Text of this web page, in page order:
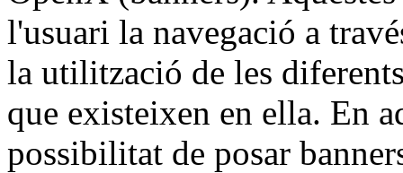
l'usuari la navegació a
la utilització de les
que existeixen en ella. En
possibilitat de posar